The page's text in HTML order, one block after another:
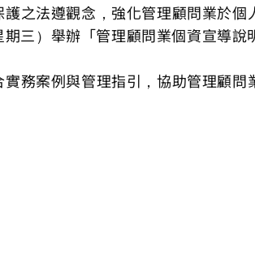
之法遵觀念，強化管理顧問業於
三）舉辦「管理顧問業個資宣導說
務案例與管理指引，協助管理顧